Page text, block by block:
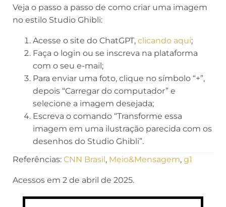
Veja o passo a passo de como criar uma imagem
no estilo Studio Ghibli:
Acesse o site do ChatGPT, clicando aqui;
Faça o login ou se inscreva na plataforma
com o seu e-mail;
Para enviar uma foto, clique no símbolo “+”,
depois “Carregar do computador” e
selecione a imagem desejada;
Escreva o comando “Transforme essa
imagem em uma ilustração parecida com os
desenhos do Studio Ghibli”.
Referências: CNN Brasil, Meio&Mensagem, g1
Acessos em 2 de abril de 2025.